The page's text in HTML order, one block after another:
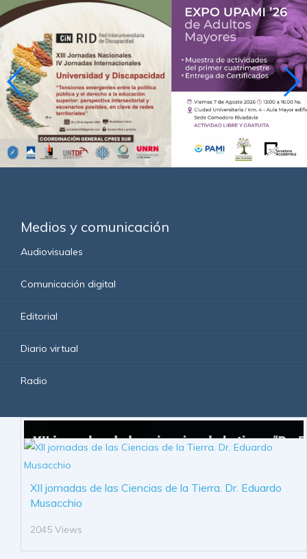
Medios y comunicación
Audiovisuales
Comunicación digital
Editorial
Diario virtual
Radio
XII jornadas de las Ciencias de la Tierra. Dr. Eduardo
Musacchio
2045 Views